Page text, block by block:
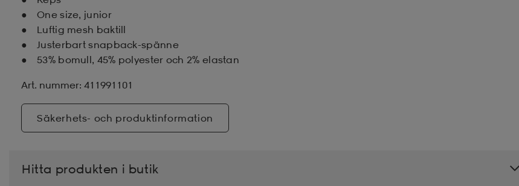
One size, junior
Luftig mesh baktill
Justerbart snapback-spänne
53% bomull, 45% polyester och 2% elastan
Art. nummer: 411991101
Säkerhets- och produktinformation
Hitta produkten i butik